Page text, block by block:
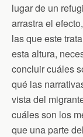
lugar de un
arrastra el
las que este
esta altura,
concluir cuáles
qué las
vista del
cuáles son los
que una parte